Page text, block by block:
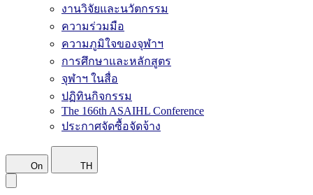
งานวิจัยและนวัตกรรม
ความร่วมมือ
ความภูมิใจของจุฬาฯ
การศึกษาและหลักสูตร
จุฬาฯ ในสื่อ
ปฏิทินกิจกรรม
The 166th ASAIHL Conference
ประกาศจัดซื้อจัดจ้าง
On TH